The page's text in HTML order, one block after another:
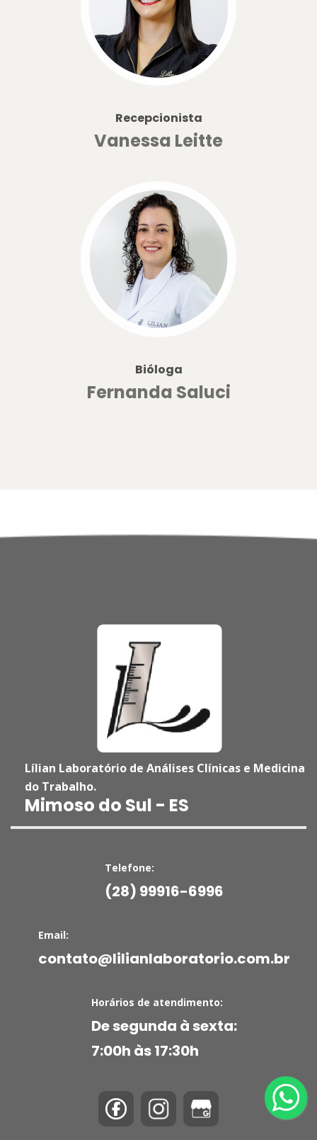
Recepcionista
Vanessa Leitte
Bióloga
Fernanda Saluci
Lílian Laboratório de Análises Clínicas e Medicina
do Trabalho.
Mimoso do Sul - ES
Telefone:
(28) 99916-6996
Email:
contato@lilianlaboratorio.com.br
Horários de atendimento:
De segunda à sexta:
7:00h às 17:30h